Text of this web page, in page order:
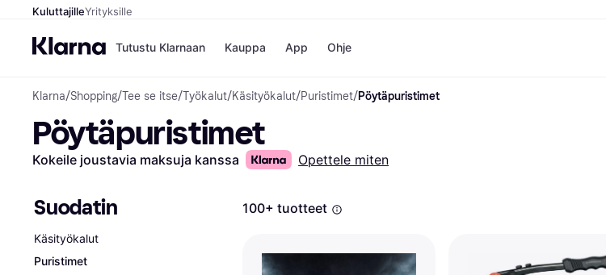
KuluttajilleYrityksille
Tutustu Klarnaan
Maksuvaihtoehdot
Maksa 30 päivän
kuluessa
Kauppa
Kaupat
H&M
Peten Koiratarvike
Shoppaile ja vertaa hintoja
App Ohje
Klarna/Shopping/Tee se itse/Työkalut/Käsityökalut/Puristimet/Pöytäpuristimet
Pöytäpuristimet
Kokeile joustavia maksuja kanssa Opettele miten
Suodatin
Käsityökalut
Puristimet
100+ tuotteet